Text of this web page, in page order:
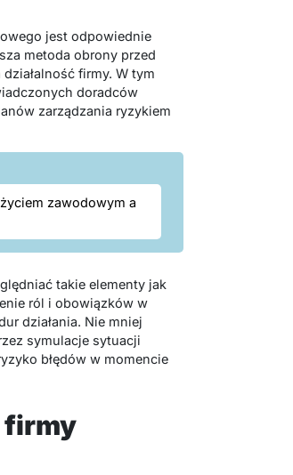
jest odpowiednie
metoda obrony przed
firmy. W tym
doradców
zarządzania ryzykiem
zawodowym a
takie elementy jak
ról i obowiązków w
działania. Nie mniej
symulacje sytuacji
błędów w momencie
firmy